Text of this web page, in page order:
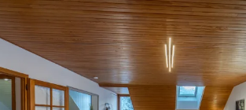
appartement de charme est tout
compose de deux chambres, un séjour,
une salle de bains avec grande douche
à l’italienne et des toilettes séparées.